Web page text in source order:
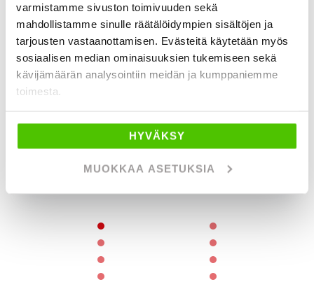
varmistamme sivuston toimivuuden sekä
mahdollistamme sinulle räätälöidympien sisältöjen ja
tarjousten vastaanottamisen. Evästeitä käytetään myös
sosiaalisen median ominaisuuksien tukemiseen sekä
kävijämäärän analysointiin meidän ja kumppaniemme
toimesta.
HYVÄKSY
MUOKKAA ASETUKSIA
Tätä mieltä asiakkaat ovat J. Rinta-
Joupista
vuosina 2011-2012, ja todella hienossa kunnossa
edelleen.
Raimo Levälampi